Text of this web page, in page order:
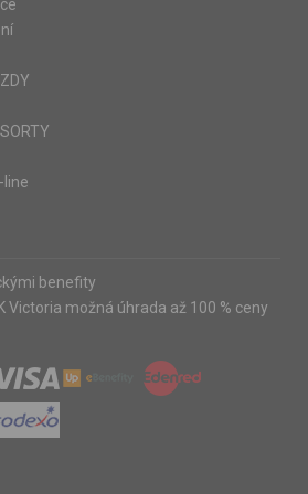
line
benefity
Victoria možná úhrada až 100 % ceny